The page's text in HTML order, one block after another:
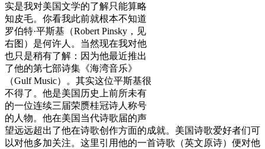
实是我对美国文学的了解只能算略
知皮毛。你看我此前就根本不知道
罗伯特·平斯基（Robert Pinsky，见
右图）是何许人。当然现在我对他
也只是稍有了解：因为他最近推出
了他的第七部诗集《海湾音乐》
（Gulf Music）。其实这位平斯基很
不得了。他是美国历史上前所未有
的一位连续三届荣赝桂冠诗人称号
的人物。他在美国当代诗歌届的声
望远远超出了他在诗歌创作方面的成就。美国诗歌爱好者们可
以对他多加关注。这里引用他的一首诗歌（英文原诗）便对他